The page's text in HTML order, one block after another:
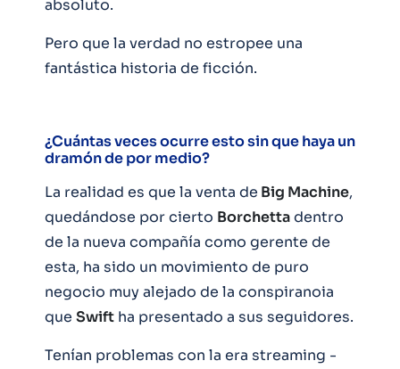
absoluto.
Pero que la verdad no estropee una
fantástica historia de ficción.
¿Cuántas veces ocurre esto sin que haya un
dramón de por medio?
La realidad es que la venta de Big Machine,
quedándose por cierto Borchettadentro
de la nueva compañía como gerente de
esta, ha sido un movimiento de puro
negocio muy alejado de la conspiranoia
que Swift ha presentado a sus seguidores.
Tenían problemas con la era streaming -